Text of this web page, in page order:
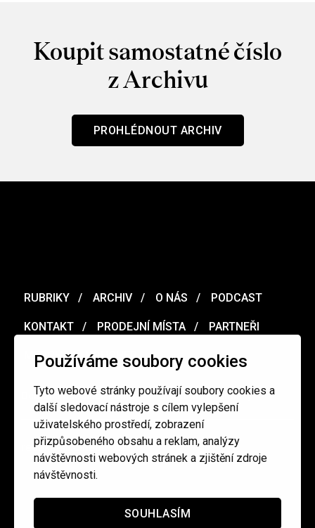
Používáme soubory cookies
Tyto webové stránky používají soubory cookies a
další sledovací nástroje s cílem vylepšení
uživatelského prostředí, zobrazení
přizpůsobeného obsahu a reklam, analýzy
návštěvnosti webových stránek a zjištění zdroje
návštěvnosti.
SOUHLASÍM
Koupit samostatné číslo
z Archivu
PROHLÉDNOUT ARCHIV
RUBRIKY ARCHIV O NÁS PODCAST
KONTAKT PRODEJNÍ MÍSTA PARTNEŘI
MERCH VOUCHER
Ochrana osobních údajů / Obchodní podmínky
redakce@cinepur.cz